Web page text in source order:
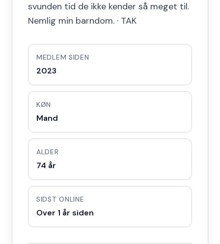
svunden tid de ikke kender så meget til.
Nemlig min barndom. · TAK
MEDLEM SIDEN
2023
KØN
Mand
ALDER
74 år
SIDST ONLINE
Over 1 år siden